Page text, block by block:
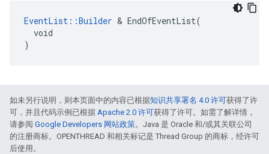
EventList::Builder & EndOfEventList(
  void
)
如未另行说明，则本页面中的内容已根据知识共享署名 4.0 许可获得了许
可，并且代码示例已根据 Apache 2.0 许可获得了许可。如需了解详情，
请参阅 Google Developers 网站政策。Java 是 Oracle 和/或其关联公司
的注册商标。OPENTHREAD 和相关标记是 Thread Group 的商标，经许可
后使用。